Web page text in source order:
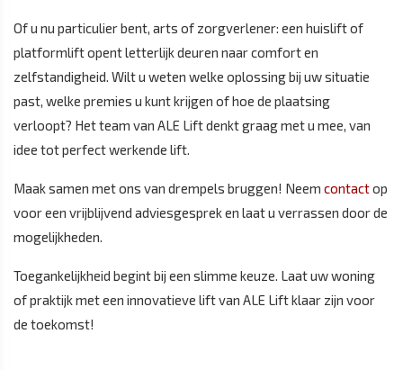
Of u nu particulier bent, arts of zorgverlener: een huislift of
platformlift opent letterlijk deuren naar comfort en
zelfstandigheid. Wilt u weten welke oplossing bij uw situatie
past, welke premies u kunt krijgen of hoe de plaatsing
verloopt? Het team van ALE Lift denkt graag met u mee, van
idee tot perfect werkende lift.
Maak samen met ons van drempels bruggen! Neem contactop
voor een vrijblijvend adviesgesprek en laat u verrassen door de
mogelijkheden.
Toegankelijkheid begint bij een slimme keuze. Laat uw woning
of praktijk met een innovatieve lift van ALE Lift klaar zijn voor
de toekomst!